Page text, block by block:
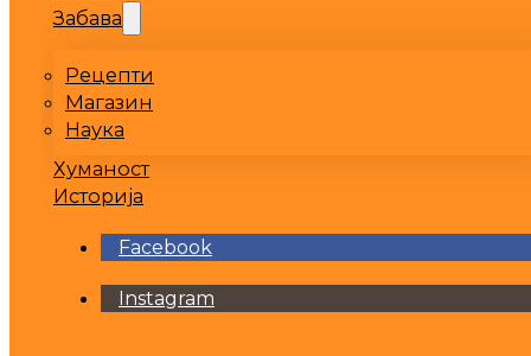
Забава
Рецепти
Магазин
Наука
Хуманост
Историја
Facebook
Instagram